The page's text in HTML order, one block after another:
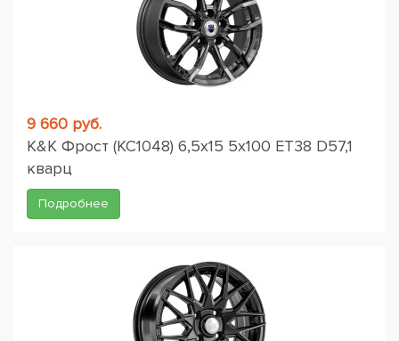
9 660 руб.
K&K Фрост (КС1048) 6,5x15 5x100 ET38 D57,1
кварц
Подробнее